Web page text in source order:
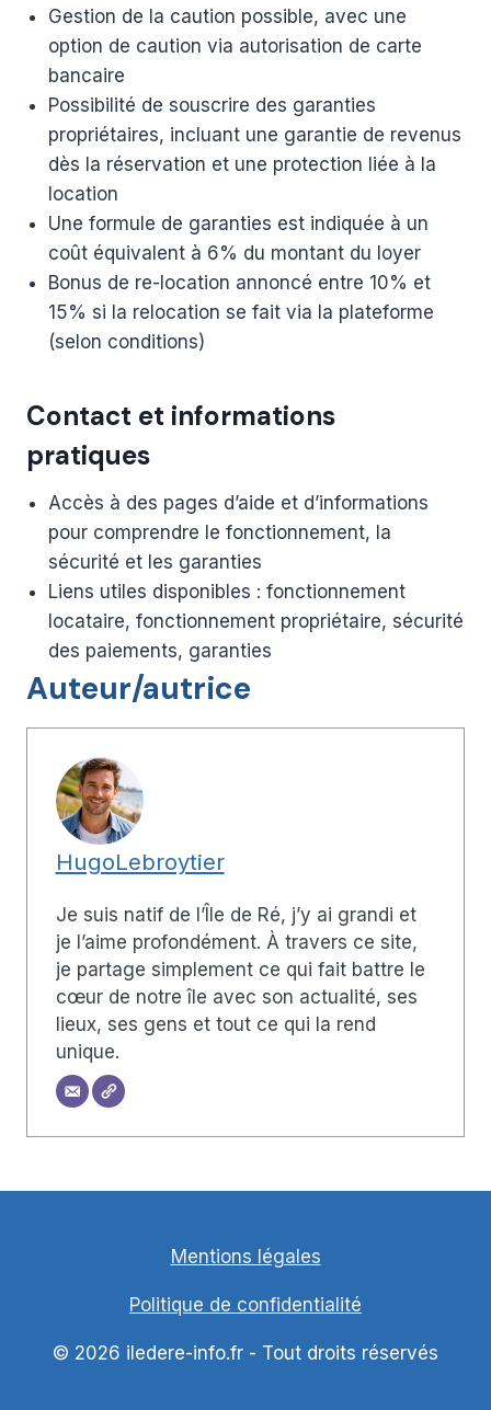
Gestion de la caution possible, avec une
option de caution via autorisation de carte
bancaire
Possibilité de souscrire des garanties
propriétaires, incluant une garantie de revenus
dès la réservation et une protection liée à la
location
Une formule de garanties est indiquée à un
coût équivalent à 6% du montant du loyer
Bonus de re-location annoncé entre 10% et
15% si la relocation se fait via la plateforme
(selon conditions)
Contact et informations
pratiques
Accès à des pages d’aide et d’informations
pour comprendre le fonctionnement, la
sécurité et les garanties
Liens utiles disponibles : fonctionnement
locataire, fonctionnement propriétaire, sécurité
des paiements, garanties
Auteur/autrice
HugoLebroytier
Je suis natif de l’Île de Ré, j’y ai grandi et
je l’aime profondément. À travers ce site,
je partage simplement ce qui fait battre le
cœur de notre île avec son actualité, ses
lieux, ses gens et tout ce qui la rend
unique.
Mentions légales
Politique de confidentialité
© 2026 iledere-info.fr - Tout droits réservés